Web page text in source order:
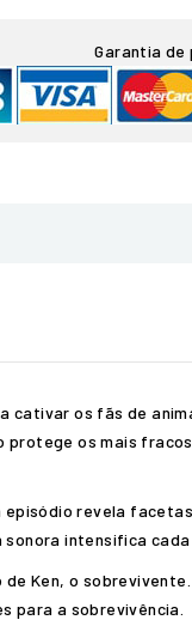
Garantia de
cativar os fãs de
os mais
revela
intensifica
Ken, o
para a sobrevivência.